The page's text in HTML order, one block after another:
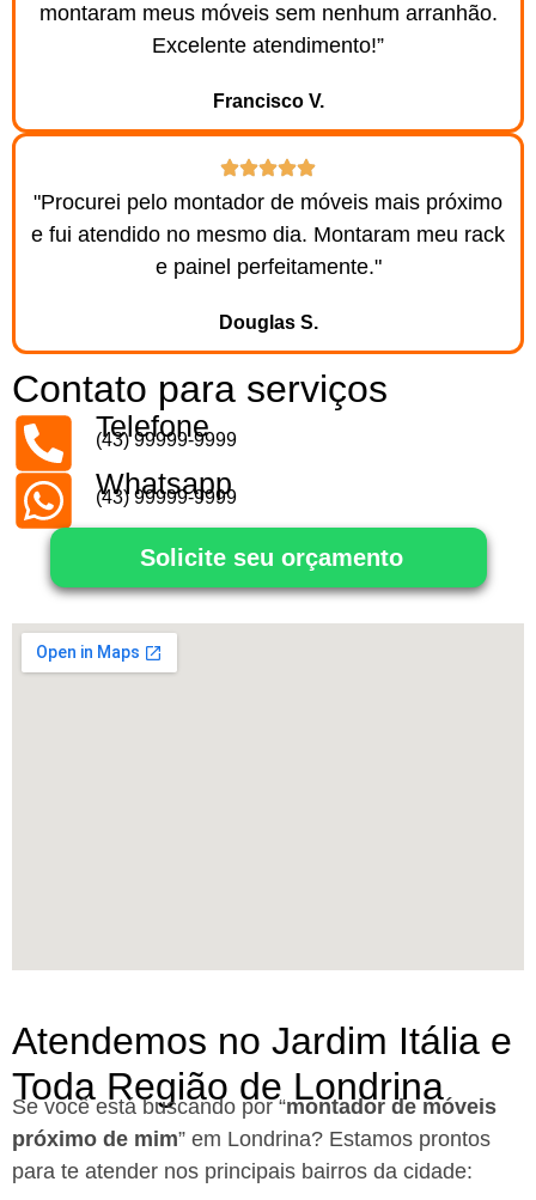
montaram meus móveis sem nenhum arranhão.
Excelente atendimento!”
Francisco V.
"Procurei pelo montador de móveis mais próximo
e fui atendido no mesmo dia. Montaram meu rack
e painel perfeitamente."
Douglas S.
Contato para serviços
Telefone
(43) 99999-9999
Whatsapp
(43) 99999-9999
Solicite seu orçamento
Atendemos no Jardim Itália e
Toda Região de Londrina
Se você está buscando por “montador de móveis
próximo de mim” em Londrina? Estamos prontos
para te atender nos principais bairros da cidade: